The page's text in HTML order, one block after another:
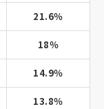
21.6％
18％
14.9％
13.8％